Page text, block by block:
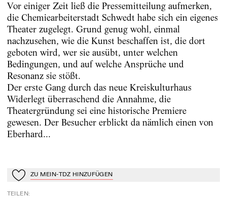
Vor einiger Zeit ließ die Pressemitteilung aufmerken,
die Chemiearbeiterstadt Schwedt habe sich ein eigenes
Theater zugelegt. Grund genug wohl, einmal
nachzusehen, wie die Kunst beschaffen ist, die dort
geboten wird, wer sie ausübt, unter welchen
Bedingungen, und auf welche Ansprüche und
Resonanz sie stößt.
Der erste Gang durch das neue Kreiskulturhaus
Widerlegt überraschend die Annahme, die
Theatergründung sei eine historische Premiere
gewesen. Der Besucher erblickt da nämlich einen von
Eberhard...
Zu Mein-TdZ hinzufügen
ZU MEIN-TDZ HINZUFÜGEN
TEILEN: